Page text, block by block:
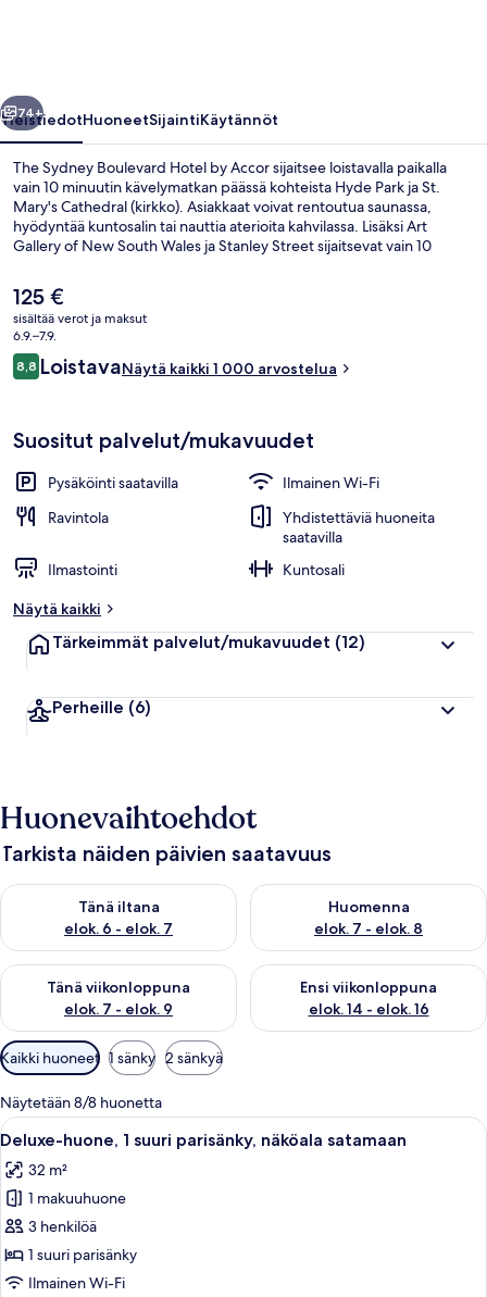
Seuraava
74+
YleistiedotHuoneetSijaintiKäytännöt
The Sydney Boulevard Hotel by Accor sijaitsee loistavalla paikalla
vain 10 minuutin kävelymatkan päässä kohteista Hyde Park ja St.
Mary's Cathedral (kirkko). Asiakkaat voivat rentoutua saunassa,
hyödyntää kuntosalin tai nauttia aterioita kahvilassa. Lisäksi Art
Gallery of New South Wales ja Stanley Street sijaitsevat vain 10
majoituspaikan mukavia sänkyjä ja avuliasta henkilökuntaa. Julkisen
liikenteen yhteydet sijaitsevat vain lyhyen kävelymatkan päässä:
Kings Crossin asema sijaitsee 8 minuutin ja St. Jamesin asema 10
minuutin kävelymatkan päässä.
Nykyinen
hinta
on
125 €
125 €
sisältää verot ja maksut
6.9.–7.9.
Arvostelut
8,88,8 kautta 10.
LoistavaNäytä kaikki 1 000 arvostelua
Suositut palvelut/mukavuudet
Pysäköinti saatavilla
Ilmainen Wi-Fi
Ravintola
Yhdistettäviä huoneita
saatavilla
Ilmastointi
Kuntosali
Näytä kaikki
Tärkeimmät palvelut/mukavuudet (12)
Perheille (6)
Huonevaihtoehdot
Tarkista näiden päivien saatavuus
Tänä iltana
elok. 6 - elok. 7
Tarkista tämän illan saatavuus elok. 6 - elok. 7
Huomenna
elok. 7 - elok. 8
Tarkista huomisen saatavuus
Tänä viikonloppuna
elok. 7 - elok. 9
Tarkista tämän viikonlopun saatavuus elok. 7 - elok. 9
Ensi viikonloppuna
elok. 14 - elok. 16
Tarkista ensi viikonlopun
Huoneille
saatavilla
olevia
suodattimia
Kaikki huoneet 1 sänky 2 sänkyä
Näytetään 8/8 huonetta
Avaa
kaikki
huonetyypin
Deluxe-
huone,
1
suuri
Hotellihuone, jossa on suuri sänky,
10
Deluxe-huone, 1 suuri parisänky, näköala satamaan
32 m²
1 makuuhuone
3 henkilöä
1 suuri parisänky
Ilmainen Wi-Fi